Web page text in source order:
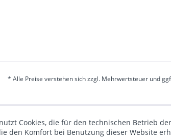
* Alle Preise verstehen sich zzgl. Mehrwertsteuer und
Cookies, die für den technischen Betrieb
den Komfort bei Benutzung dieser Website